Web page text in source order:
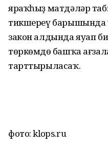
яраҡһыҙ матдәләр
тикшереү барышында
закон алдында яуап
төркөмдөң башҡа
тарттырыласаҡ.
фото: klops.ru